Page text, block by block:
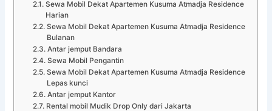
Sewa Mobil Dekat Apartemen Kusuma Atmadja Residence
Harian
Sewa Mobil Dekat Apartemen Kusuma Atmadja Residence
Bulanan
Antar jemput Bandara
Sewa Mobil Pengantin
Sewa Mobil Dekat Apartemen Kusuma Atmadja Residence
Lepas kunci
Antar jemput Kantor
Rental mobil Mudik Drop Only dari Jakarta